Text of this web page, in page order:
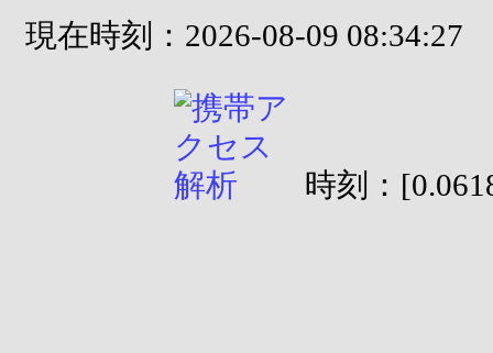
現在時刻：2026-08-09 08:34:27
時刻：